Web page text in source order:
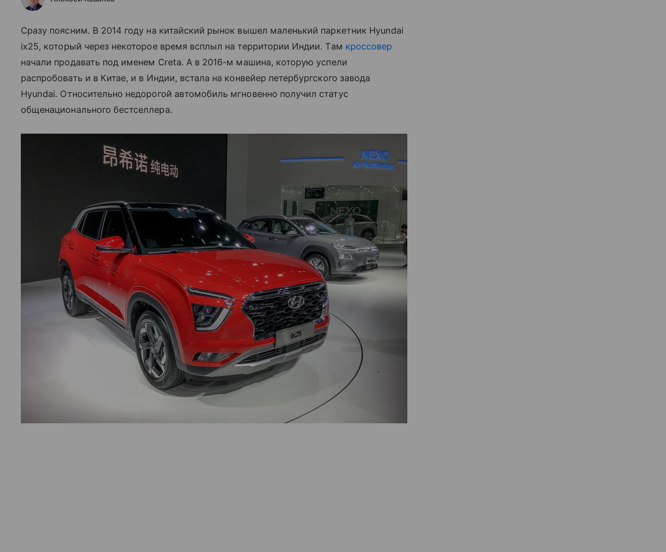
Сразу поясним. В 2014 году на китайский рынок вышел маленький паркетник Hyundai
ix25, который через некоторое время всплыл на территории Индии. Там кроссовер
начали продавать под именем Creta. А в 2016-м машина, которую успели
распробовать и в Китае, и в Индии, встала на конвейер петербургского завода
Hyundai. Относительно недорогой автомобиль мгновенно получил статус
общенационального бестселлера.